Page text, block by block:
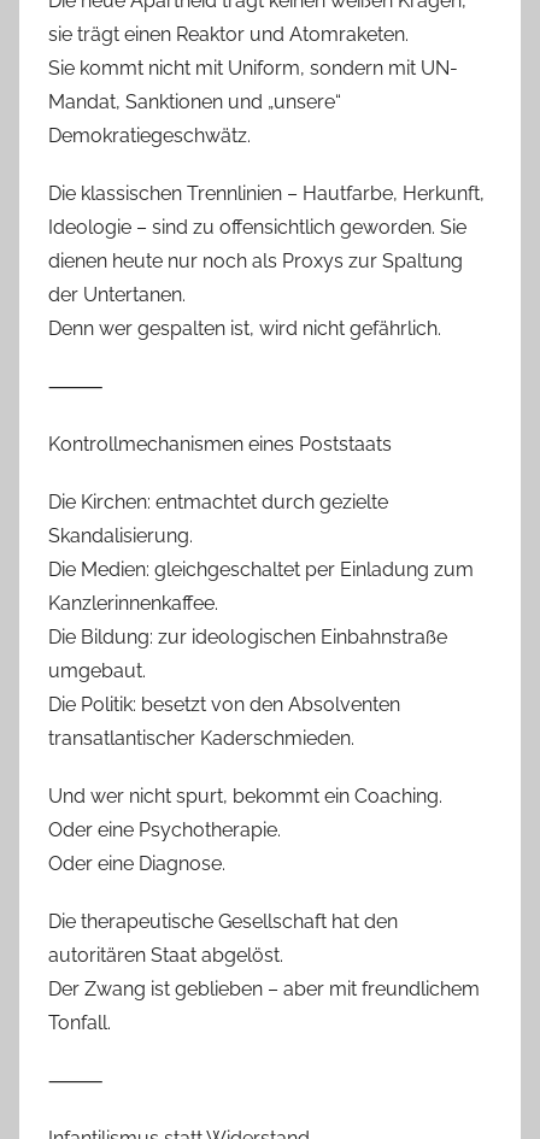
sie trägt einen Reaktor und Atomraketen.
Sie kommt nicht mit Uniform, sondern mit UN-
Mandat, Sanktionen und „unsere“
Demokratiegeschwätz.
Die klassischen Trennlinien – Hautfarbe, Herkunft,
Ideologie – sind zu offensichtlich geworden. Sie
dienen heute nur noch als Proxys zur Spaltung
der Untertanen.
Denn wer gespalten ist, wird nicht gefährlich.
⸻
Kontrollmechanismen eines Poststaats
Die Kirchen: entmachtet durch gezielte
Skandalisierung.
Die Medien: gleichgeschaltet per Einladung zum
Kanzlerinnenkaffee.
Die Bildung: zur ideologischen Einbahnstraße
umgebaut.
Die Politik: besetzt von den Absolventen
transatlantischer Kaderschmieden.
Und wer nicht spurt, bekommt ein Coaching.
Oder eine Psychotherapie.
Oder eine Diagnose.
Die therapeutische Gesellschaft hat den
autoritären Staat abgelöst.
Der Zwang ist geblieben – aber mit freundlichem
Tonfall.
⸻